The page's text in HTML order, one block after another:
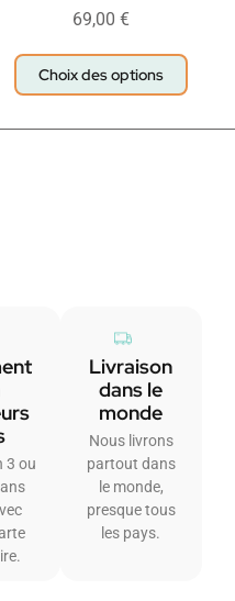
69,00 €
Choix des options
3 ou
Livraison
dans le
monde
Nous livrons
partout dans
le monde,
presque tous
les pays.